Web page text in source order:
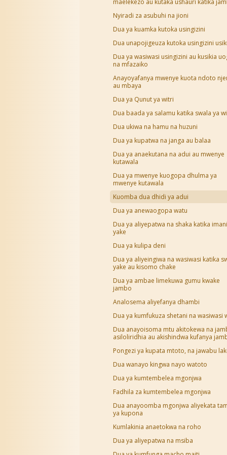
maelekezo au kutaka ushauri katika
Nyiradi za asubuhi na jioni
Dua ya kuamka kutoka usingizini
Dua unapojigeuza kutoka usingizini
Dua ya wasiwasi usingizini au kusikia
na mfazaiko
Anayoyafanya mwenye kuota ndoto
au mbaya
Dua ya Qunut ya witri
Dua baada ya salamu katika swala ya
Dua ukiwa na hamu na huzuni
Dua ya kupatwa na janga au balaa
Dua ya anaekutana na adui au mwenye
kutawala
Dua ya mwenye kuogopa dhulma ya
mwenye kutawala
Kuomba dua dhidi ya adui
Dua ya anewaogopa watu
Dua ya aliyepatwa na shaka katika imani
yake
Dua ya kulipa deni
Dua ya aliyeingiwa na wasiwasi katika
yake au kisomo chake
Dua ya ambae limekuwa gumu kwake
jambo
Analosema aliyefanya dhambi
Dua ya kumfukuza shetani na wasiwasi
Dua anayoisoma mtu akitokewa na
asiloliridhia au akishindwa kufanya
Pongezi ya kupata mtoto, na jawabu
Dua wanayo kingwa nayo watoto
Dua ya kumtembelea mgonjwa
Fadhila za kumtembelea mgonjwa
Dua anayoomba mgonjwa aliyekata
ya kupona
Kumlakinia anaetokwa na roho
Dua ya aliyepatwa na msiba